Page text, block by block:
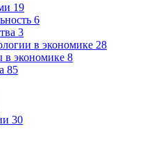
19
6
3
в экономике 28
в экономике 8
85
30